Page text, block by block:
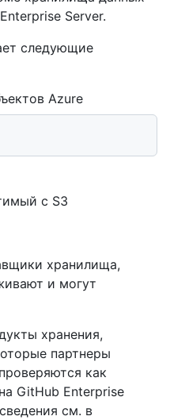
Server.
следующие
Azure
с S3
хранилища,
и могут
хранения,
партнеры
как
GitHub Enterprise
см. в